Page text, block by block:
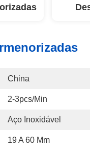
China
2-3pcs/min
Aço Inoxidável
19 A 60 Mm